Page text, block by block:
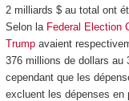
2 milliards $ au total ont
Selon la Federal Election
Trumpavaient
376 millions de dollars au
cependant que les
excluent les dépenses en